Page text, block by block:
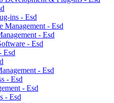
ins - Esd
Management - Esd
- Esd
- Esd
Esd
- Esd
- Esd
- Esd
- Esd